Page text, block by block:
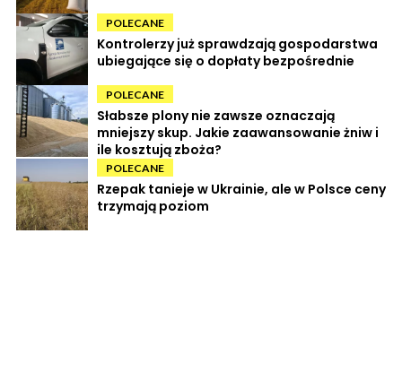
POLECANE
Kontrolerzy już sprawdzają gospodarstwa
ubiegające się o dopłaty bezpośrednie
POLECANE
Słabsze plony nie zawsze oznaczają
mniejszy skup. Jakie zaawansowanie żniw i
ile kosztują zboża?
POLECANE
Rzepak tanieje w Ukrainie, ale w Polsce ceny
trzymają poziom